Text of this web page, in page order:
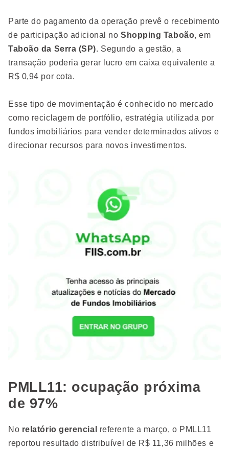
Parte do pagamento da operação prevê o recebimento
de participação adicional no Shopping Taboão, em
Taboão da Serra (SP). Segundo a gestão, a
transação poderia gerar lucro em caixa equivalente a
R$ 0,94 por cota.
Esse tipo de movimentação é conhecido no mercado
como reciclagem de portfólio, estratégia utilizada por
fundos imobiliários para vender determinados ativos e
direcionar recursos para novos investimentos.
PMLL11: ocupação próxima
de 97%
No relatório gerencial
referente a março, o PMLL11
reportou resultado distribuível de R$ 11,36 milhões e